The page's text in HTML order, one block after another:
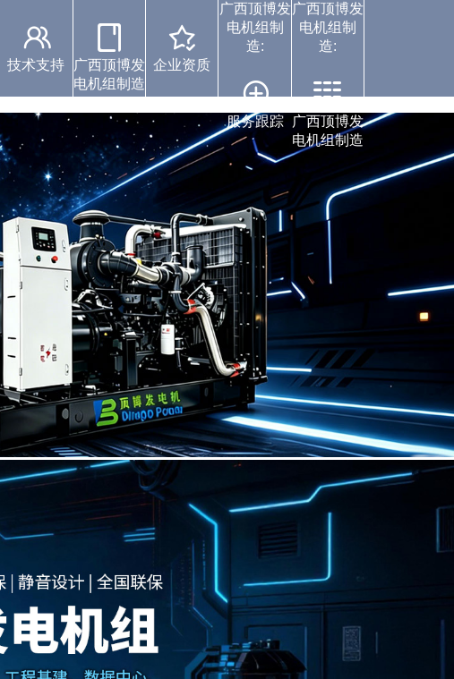
技术支持
广西顶博发
电机组制造
案例中心
企业资质
广西顶博发
电机组制
造:
服务跟踪
广西顶博发
电机组制
造:
广西顶博发
电机组制造